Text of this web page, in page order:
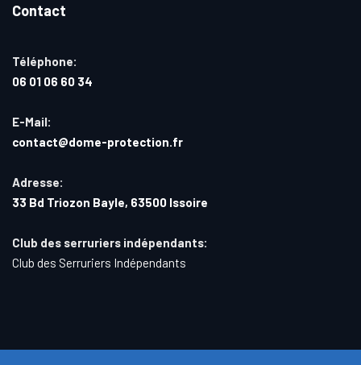
Contact
Téléphone:
06 01 06 60 34
E-Mail:
contact@dome-protection.fr
Adresse:
33 Bd Triozon Bayle, 63500 Issoire
Club des serruriers indépendants:
Club des Serruriers Indépendants